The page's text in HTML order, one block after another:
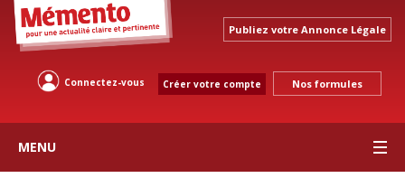
Publiez votre Annonce Légale
Connectez-vous Créer votre compte Nos formules
MENU